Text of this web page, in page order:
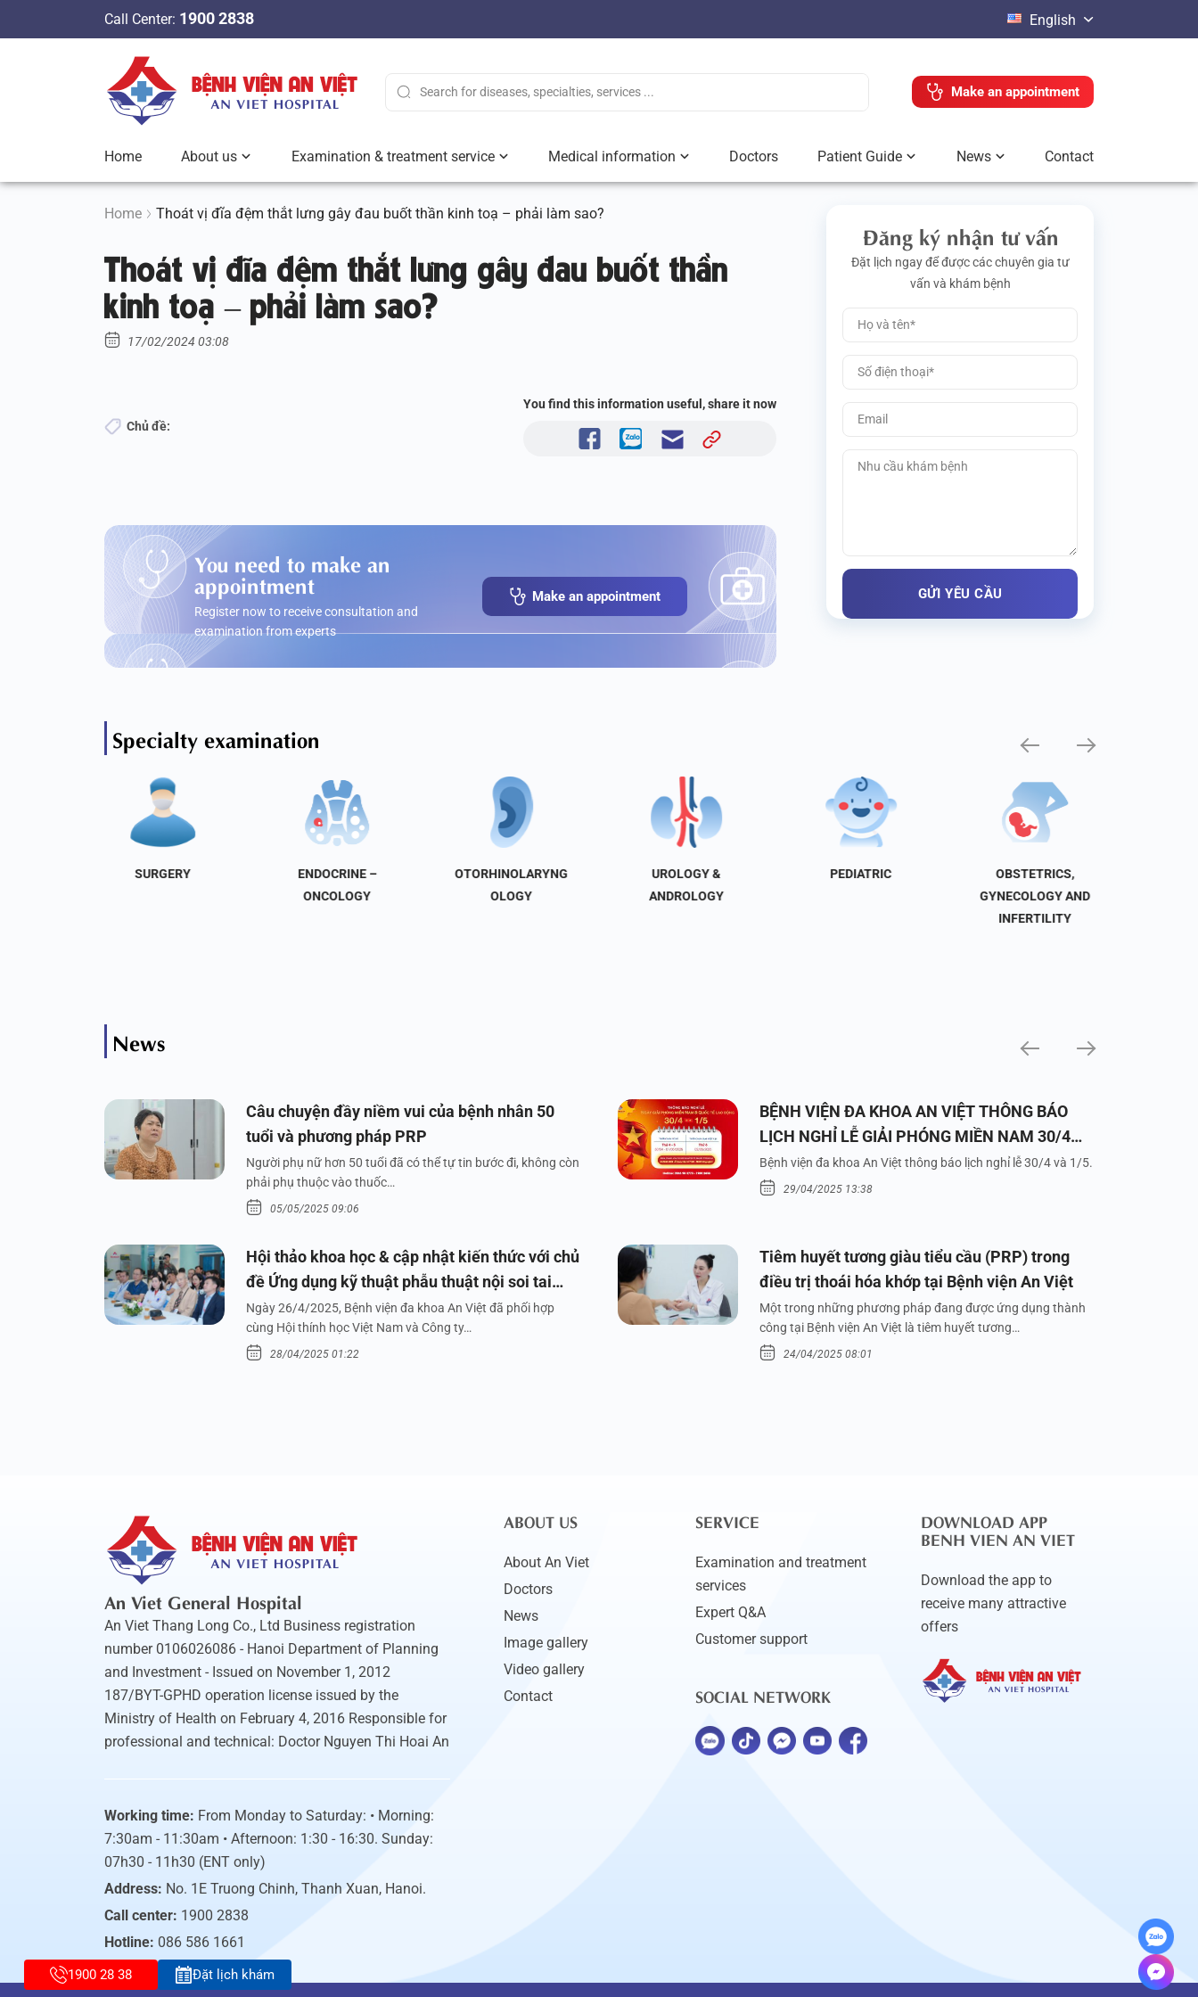
n
Call Center: 1900 2838 English
Make an appointment
Home About us Examination & treatment service Medical information Doctors Patient Guide News Contact
Home Thoát vị đĩa đệm thắt lưng gây đau buốt thần kinh toạ – phải làm sao?
Thoát vị đĩa đệm thắt lưng gây đau buốt thần
kinh toạ – phải làm sao?
17/02/2024 03:08
Chủ đề:
You find this information useful, share it now
You need to make an
appointment
Register now to receive consultation and
examination from experts
Make an appointment
Đăng ký nhận tư vấn
Đặt lịch ngay để được các chuyên gia tư
vấn và khám bệnh
Specialty examination
SURGERY
ENDOCRINE –
ONCOLOGY
OTORHINOLARYNG
OLOGY
UROLOGY &
ANDROLOGY
PEDIATRIC
OBSTETRICS,
GYNECOLOGY AND
INFERTILITY
News
Câu chuyện đầy niềm vui của bệnh nhân 50
tuổi và phương pháp PRP
Người phụ nữ hơn 50 tuổi đã có thể tự tin bước đi, không còn
phải phụ thuộc vào thuốc…
05/05/2025 09:06
BỆNH VIỆN ĐA KHOA AN VIỆT THÔNG BÁO
LỊCH NGHỈ LỄ GIẢI PHÓNG MIỀN NAM 30/4
VÀ QUỐC TẾ LAO ĐỘNG 1/5/2025
Bệnh viện đa khoa An Việt thông báo lịch nghỉ lễ 30/4 và 1/5.
29/04/2025 13:38
Hội thảo khoa học & cập nhật kiến thức với chủ
đề Ứng dụng kỹ thuật phẫu thuật nội soi tai
dưới nước
Ngày 26/4/2025, Bệnh viện đa khoa An Việt đã phối hợp
cùng Hội thính học Việt Nam và Công ty…
28/04/2025 01:22
Tiêm huyết tương giàu tiểu cầu (PRP) trong
điều trị thoái hóa khớp tại Bệnh viện An Việt
Một trong những phương pháp đang được ứng dụng thành
công tại Bệnh viện An Việt là tiêm huyết tương…
24/04/2025 08:01
An Viet General Hospital
An Viet Thang Long Co., Ltd Business registration
number 0106026086 - Hanoi Department of Planning
and Investment - Issued on November 1, 2012
187/BYT-GPHD operation license issued by the
Ministry of Health on February 4, 2016 Responsible for
professional and technical: Doctor Nguyen Thi Hoai An
Working time: From Monday to Saturday: • Morning:
7:30am - 11:30am • Afternoon: 1:30 - 16:30. Sunday:
07h30 - 11h30 (ENT only)
Address: No. 1E Truong Chinh, Thanh Xuan, Hanoi.
Call center: 1900 2838
Hotline: 086 586 1661
ABOUT US
About An Viet
Doctors
News
Image gallery
Video gallery
Contact
SERVICE
Examination and treatment
services
Expert Q&A
Customer support
SOCIAL NETWORK
DOWNLOAD APP
BENH VIEN AN VIET
Download the app to
receive many attractive
offers
1900 28 38 Đặt lịch khám